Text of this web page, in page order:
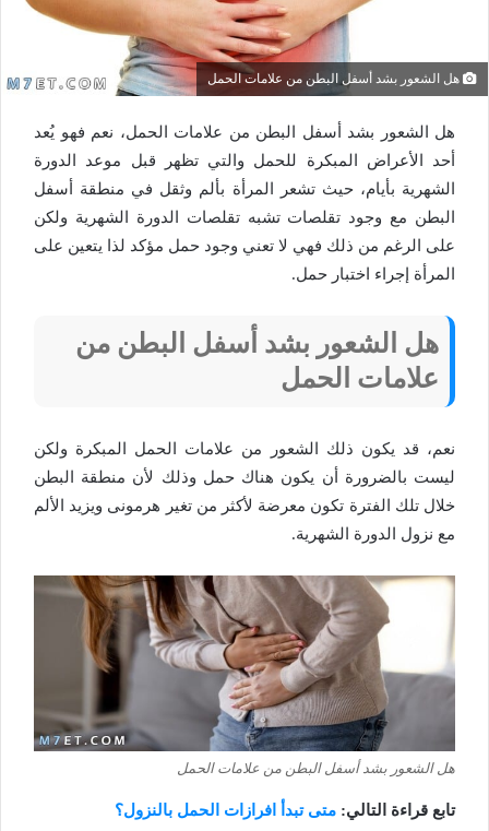
هل الشعور بشد أسفل البطن من علامات الحمل
هل الشعور بشد أسفل البطن من علامات الحمل، نعم فهو يُعد
أحد الأعراض المبكرة للحمل والتي تظهر قبل موعد الدورة
الشهرية بأيام، حيث تشعر المرأة بألم وثقل في منطقة أسفل
البطن مع وجود تقلصات تشبه تقلصات الدورة الشهرية ولكن
على الرغم من ذلك فهي لا تعني وجود حمل مؤكد لذا يتعين على
المرأة إجراء اختبار حمل.
هل الشعور بشد أسفل البطن من
علامات الحمل
نعم، قد يكون ذلك الشعور من علامات الحمل المبكرة ولكن
ليست بالضرورة أن يكون هناك حمل وذلك لأن منطقة البطن
خلال تلك الفترة تكون معرضة لأكثر من تغير هرمونى ويزيد الألم
مع نزول الدورة الشهرية.
هل الشعور بشد أسفل البطن من علامات الحمل
تابع قراءة التالي: متى تبدأ افرازات الحمل بالنزول؟